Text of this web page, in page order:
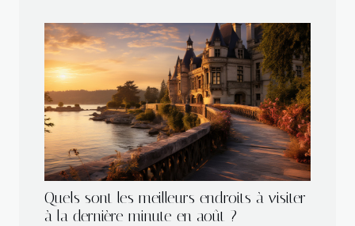
Quels sont les meilleurs endroits à visiter
à la dernière minute en août ?